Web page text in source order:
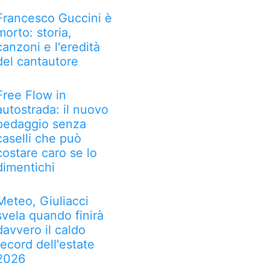
Guccini è
storia,
e l'eredità
cantautore
Flow in
il nuovo
senza
che può
caro se lo
Giuliacci
quando finirà
il caldo
dell'estate